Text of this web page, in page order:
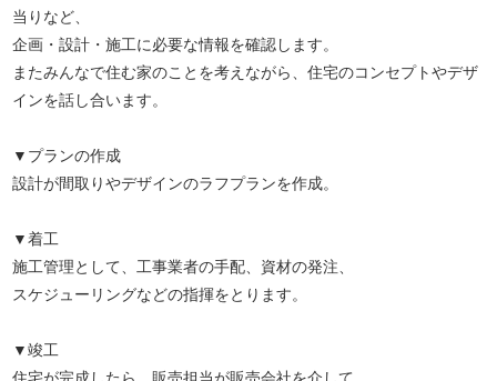
当りなど、
企画・設計・施工に必要な情報を確認します。
またみんなで住む家のことを考えながら、住宅のコンセプトやデザ
インを話し合います。
▼プランの作成
設計が間取りやデザインのラフプランを作成。
▼着工
施工管理として、工事業者の手配、資材の発注、
スケジューリングなどの指揮をとります。
▼竣工